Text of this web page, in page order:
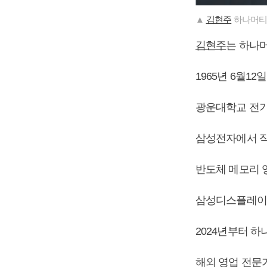
▲ 김현주 하나머
김현주는 하나
1965년 6월12
광운대학교 전
삼성전자에서
반도체 메모리
삼성디스플레
2024년부터 하
해외 영업 전문